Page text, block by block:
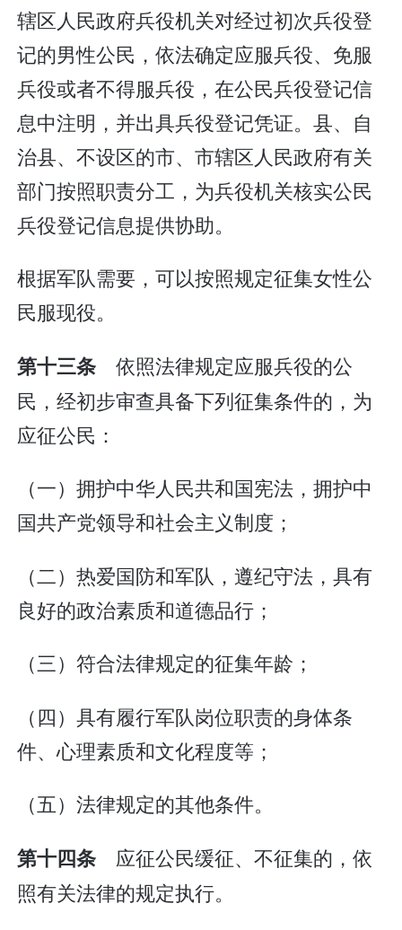
辖区人民政府兵役机关对经过初次兵役登
记的男性公民，依法确定应服兵役、免服
兵役或者不得服兵役，在公民兵役登记信
息中注明，并出具兵役登记凭证。县、自
治县、不设区的市、市辖区人民政府有关
部门按照职责分工，为兵役机关核实公民
兵役登记信息提供协助。
根据军队需要，可以按照规定征集女性公
民服现役。
第十三条 依照法律规定应服兵役的公
民，经初步审查具备下列征集条件的，为
应征公民：
（一）拥护中华人民共和国宪法，拥护中
国共产党领导和社会主义制度；
（二）热爱国防和军队，遵纪守法，具有
良好的政治素质和道德品行；
（三）符合法律规定的征集年龄；
（四）具有履行军队岗位职责的身体条
件、心理素质和文化程度等；
（五）法律规定的其他条件。
第十四条 应征公民缓征、不征集的，依
照有关法律的规定执行。